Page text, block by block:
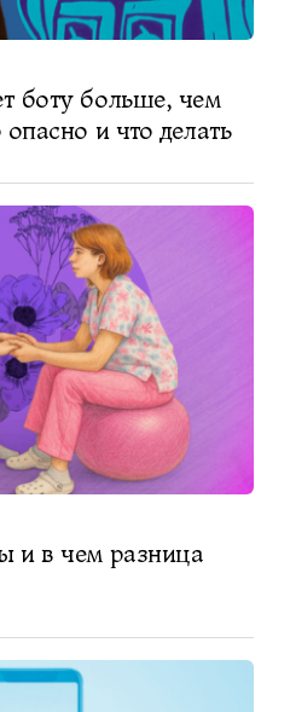
боту больше, чем
и что делать
и в чем разница